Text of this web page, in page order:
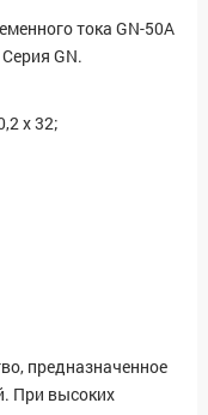
тока GN-50A
GN.
x 32;
предназначенное
При высоких